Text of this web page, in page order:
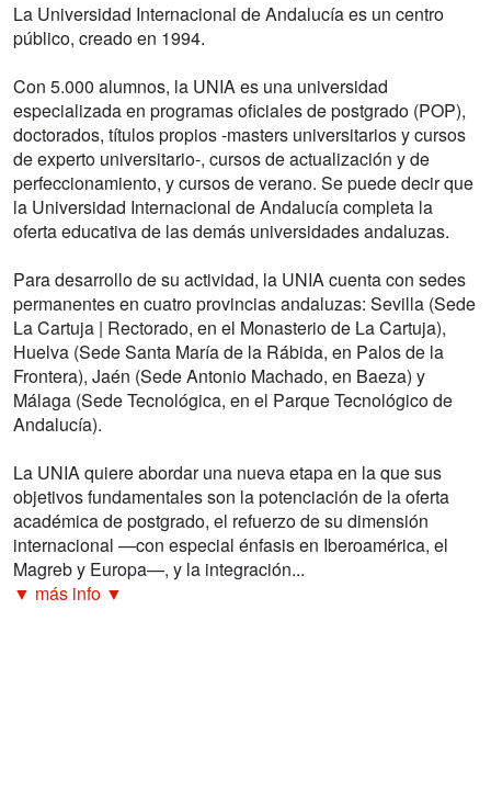
La Universidad Internacional de Andalucía es un centro
público, creado en 1994.
Con 5.000 alumnos, la UNIA es una universidad
especializada en programas oficiales de postgrado (POP),
doctorados, títulos propios -masters universitarios y cursos
de experto universitario-, cursos de actualización y de
perfeccionamiento, y cursos de verano. Se puede decir que
la Universidad Internacional de Andalucía completa la
oferta educativa de las demás universidades andaluzas.
Para desarrollo de su actividad, la UNIA cuenta con sedes
permanentes en cuatro provincias andaluzas: Sevilla (Sede
La Cartuja | Rectorado, en el Monasterio de La Cartuja),
Huelva (Sede Santa María de la Rábida, en Palos de la
Frontera), Jaén (Sede Antonio Machado, en Baeza) y
Málaga (Sede Tecnológica, en el Parque Tecnológico de
Andalucía).
La UNIA quiere abordar una nueva etapa en la que sus
objetivos fundamentales son la potenciación de la oferta
académica de postgrado, el refuerzo de su dimensión
internacional —con especial énfasis en Iberoamérica, el
Magreb y Europa—, y la integración...
▼ más info ▼